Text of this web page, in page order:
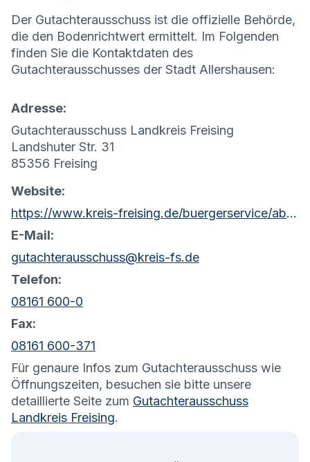
Der Gutachterausschuss ist die offizielle Behörde,
die den Bodenrichtwert ermittelt. Im Folgenden
finden Sie die Kontaktdaten des
Gutachterausschusses der Stadt Allershausen:
Adresse:
Gutachterausschuss Landkreis Freising
Landshuter Str. 31
85356 Freising
Website:
https://www.kreis-freising.de/buergerservice/abteilungen-und-sachgebiete/gutachterausschuss.html
E-Mail:
gutachterausschuss@kreis-fs.de
Telefon:
08161 600-0
Fax:
08161 600-371
Für genaure Infos zum Gutachterausschuss wie
Öffnungszeiten, besuchen sie bitte unsere
detaillierte Seite zum Gutachterausschuss
Landkreis Freising.